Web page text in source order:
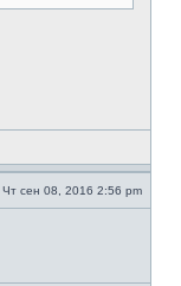
Чт сен 08, 2016 2:56 pm